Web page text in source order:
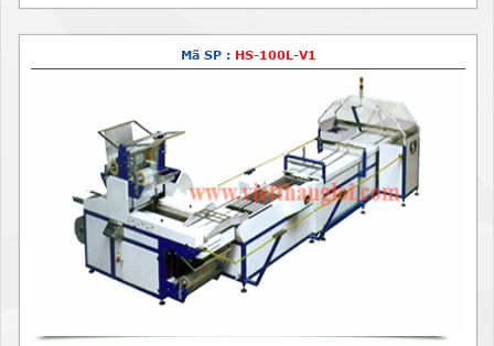
Mã SP : HS-100L-V1